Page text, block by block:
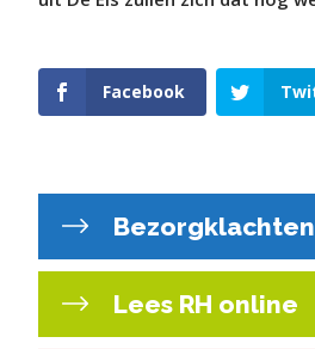
Facebook
Bezorgklachten
Lees RH online